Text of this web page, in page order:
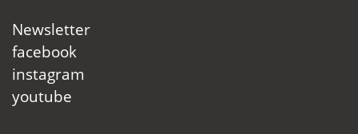
Newsletter
facebook
instagram
youtube